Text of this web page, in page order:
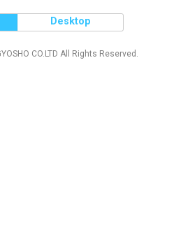
Desktop
CO.LTD All Rights Reserved.